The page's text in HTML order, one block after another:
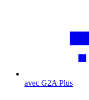
avec G2A Plus